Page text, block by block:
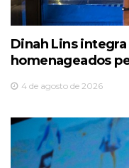
Dinah Lins
homenageados
4 de agosto de 2026